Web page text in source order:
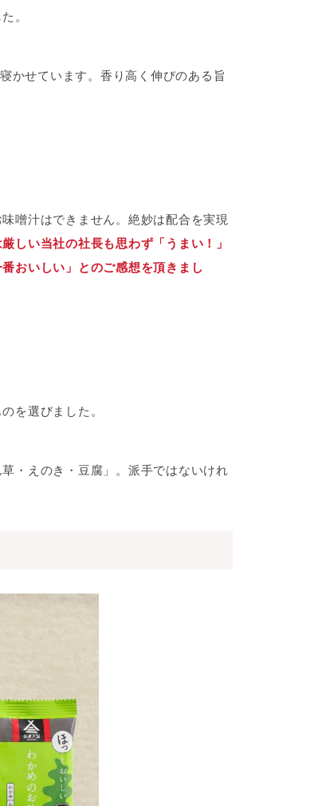
。
かせています。香り高く伸びのある旨
噌汁はできません。絶妙は配合を実現
しい当社の社長も思わず「うまい！」
おいしい」とのご感想を頂きまし
を選びました。
・えのき・豆腐」。派手ではないけれ